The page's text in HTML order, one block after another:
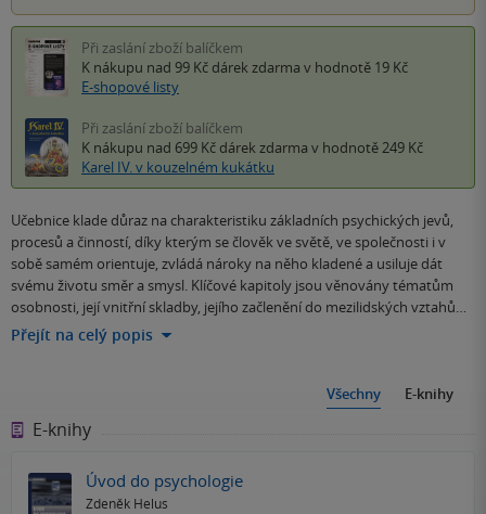
Při zaslání zboží balíčkem
K nákupu nad 99 Kč dárek zdarma v hodnotě 19 Kč
E-shopové listy
Při zaslání zboží balíčkem
K nákupu nad 699 Kč dárek zdarma v hodnotě 249 Kč
Karel IV. v kouzelném kukátku
Učebnice klade důraz na charakteristiku základních psychických jevů,
procesů a činností, díky kterým se člověk ve světě, ve společnosti i v
sobě samém orientuje, zvládá nároky na něho kladené a usiluje dát
svému životu směr a smysl. Klíčové kapitoly jsou věnovány tématům
osobnosti, její vnitřní skladby, jejího začlenění do mezilidských vztahů…
Přejít na celý popis
Všechny E-knihy
E-knihy
Úvod do psychologie
Zdeněk Helus